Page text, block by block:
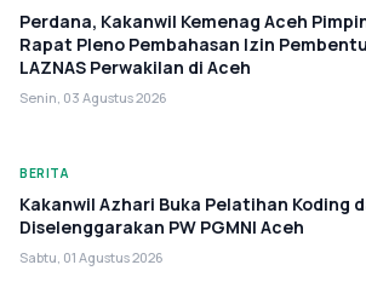
Perdana, Kakanwil Kemenag Aceh
Rapat Pleno Pembahasan Izin
LAZNAS Perwakilan di Aceh
Senin, 03 Agustus 2026
BERITA
Kakanwil Azhari Buka Pelatihan Koding
Diselenggarakan PW PGMNI Aceh
Sabtu, 01 Agustus 2026